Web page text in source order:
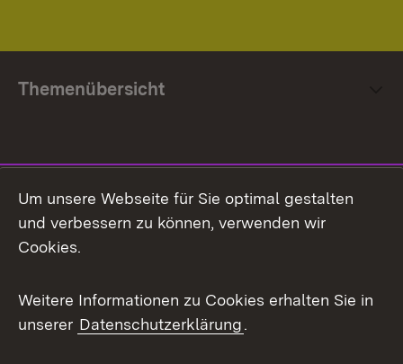
Themenübersicht
Facebook
X / Twitter
Youtube
Um unsere Webseite für Sie optimal gestalten
und verbessern zu können, verwenden wir
Cookies.
Weitere Informationen zu Cookies erhalten Sie in
unserer Datenschutzerklärung.